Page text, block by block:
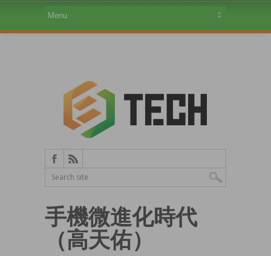
手機微進化時代
（高天佑）